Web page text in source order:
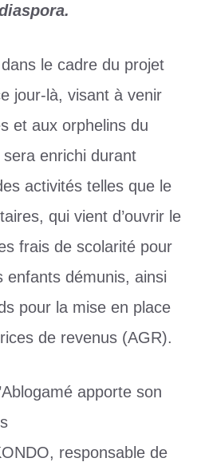
dans le cadre du projet
jour-là, visant à venir
et aux orphelins du
enrichi durant
activités telles que le
qui vient d’ouvrir le
frais de scolarité pour
enfants démunis, ainsi
pour la mise en place
de revenus (AGR).
responsable de